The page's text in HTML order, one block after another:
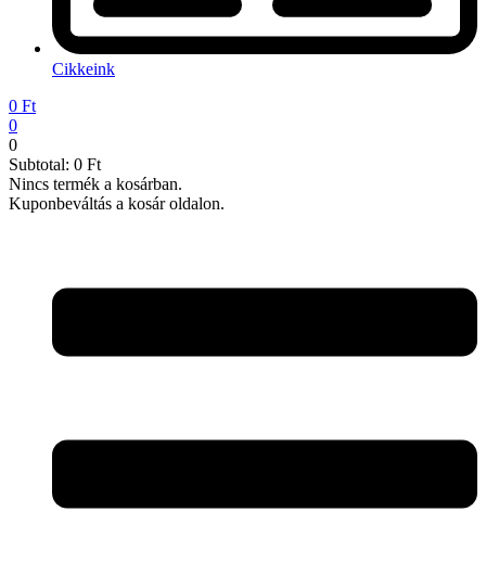
Cikkeink
0 Ft
0
0
Subtotal: 0 Ft
Nincs termék a kosárban.
Kuponbeváltás a kosár oldalon.